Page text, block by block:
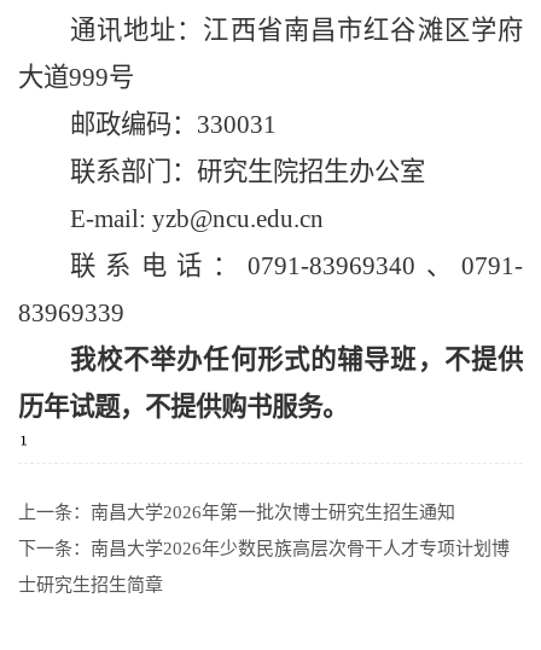
通讯地址：江西省南昌市红谷滩区学府
大道999号
邮政编码：330031
联系部门：研究生院招生办公室
E-mail: yzb@ncu.edu.cn
联系电话：0791-83969340、0791-
83969339
我校不举办任何形式的辅导班，不提供
历年试题，不提供购书服务。
上一条： 南昌大学2026年第一批次博士研究生招生通知
下一条： 南昌大学2026年少数民族高层次骨干人才专项计划博
士研究生招生简章